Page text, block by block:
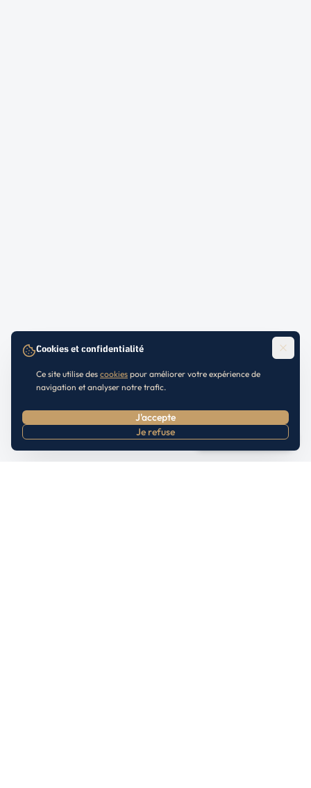
Prendre RDV
Cookies et confidentialité
Ce site utilise des cookies pour améliorer votre expérience de
navigation et analyser notre trafic.
J'accepte
Je refuse